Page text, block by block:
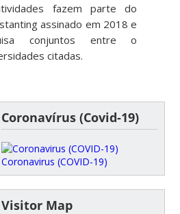
fazem parte do
assinado em 2018 e
conjuntos entre o
citadas.
Coronavírus (Covid-19)
Coronavirus (COVID-19)
Visitor Map